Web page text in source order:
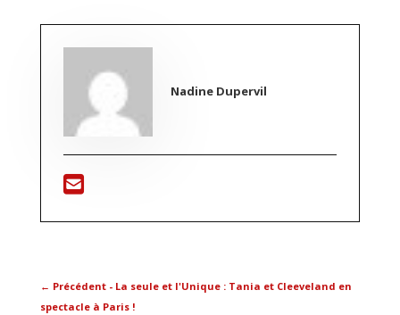
Nadine Dupervil
← Précédent - La seule et l'Unique : Tania et Cleeveland en
spectacle à Paris !